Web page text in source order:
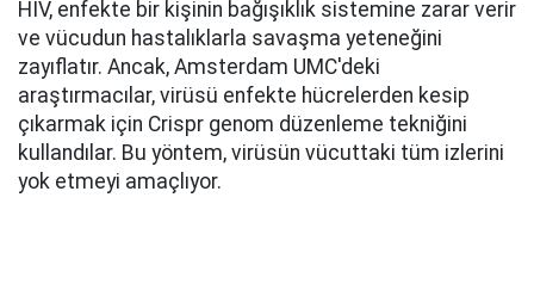
HIV, enfekte bir kişinin bağışıklık sistemine zarar verir
ve vücudun hastalıklarla savaşma yeteneğini
zayıflatır. Ancak, Amsterdam UMC'deki
araştırmacılar, virüsü enfekte hücrelerden kesip
çıkarmak için Crispr genom düzenleme tekniğini
kullandılar. Bu yöntem, virüsün vücuttaki tüm izlerini
yok etmeyi amaçlıyor.